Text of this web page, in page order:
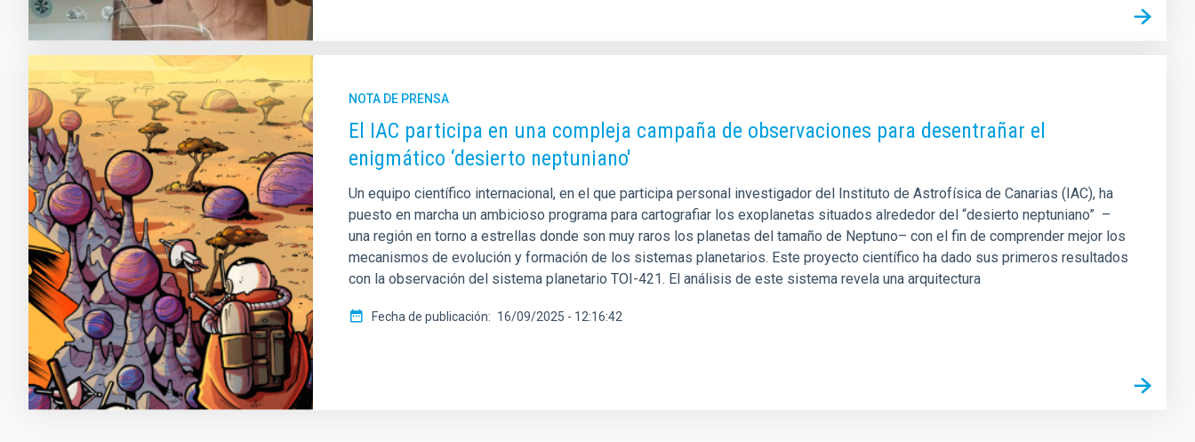
NOTA DE PRENSA
El IAC participa en una compleja campaña de observaciones para desentrañar el
enigmático ‘desierto neptuniano'
Un equipo científico internacional, en el que participa personal investigador del Instituto de Astrofísica de Canarias (IAC), ha
puesto en marcha un ambicioso programa para cartografiar los exoplanetas situados alrededor del “desierto neptuniano” ­ ­–
una región en torno a estrellas donde son muy raros los planetas del tamaño de Neptuno– con el fin de comprender mejor los
mecanismos de evolución y formación de los sistemas planetarios. Este proyecto científico ha dado sus primeros resultados
con la observación del sistema planetario TOI-421. El análisis de este sistema revela una arquitectura
Fecha de publicación 16/09/2025 - 12:16:42